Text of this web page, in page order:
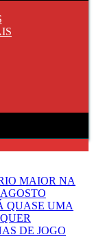
MAIOR NA
QUASE UMA
DE JOGO